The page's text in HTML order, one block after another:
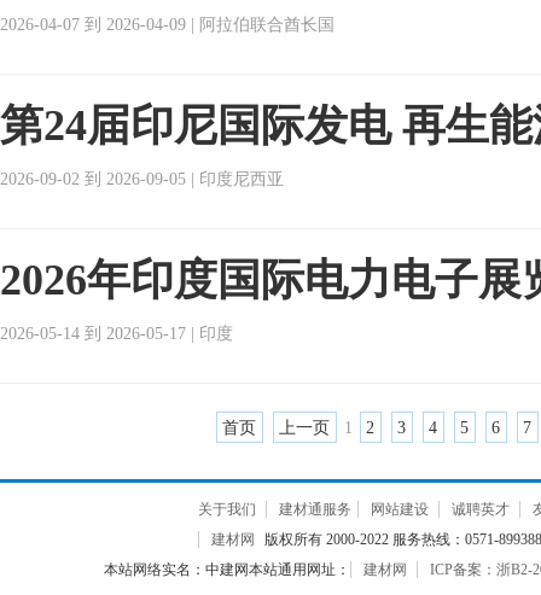
2026-04-07 到 2026-04-09 | 阿拉伯联合酋长国
第24届印尼国际发电 再生
2026-09-02 到 2026-09-05 | 印度尼西亚
2026年印度国际电力电子展
2026-05-14 到 2026-05-17 | 印度
首页 上一页 1 2 3 4 5 6 7
关于我们 建材通服务 网站建设 诚聘英才
建材网
版权所有 2000-2022 服务热线：0571-
本站网络实名：中建网本站通用网址：
建材网 ICP备案：浙B2-